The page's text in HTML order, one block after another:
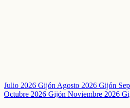
Julio 2026 GijónAgosto 2026 Gijón
Octubre 2026 Gijón Noviembre 2026